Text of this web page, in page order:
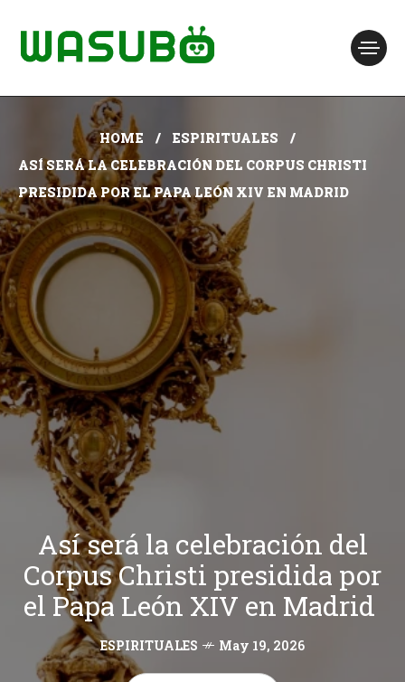
HOME
ESPIRITUALES
ASÍ SERÁ LA CELEBRACIÓN DEL CORPUS CHRISTI
PRESIDIDA POR EL PAPA LEÓN XIV EN MADRID
Así será la celebración del
Corpus Christi presidida por
el Papa León XIV en Madrid
ESPIRITUALES May 19, 2026